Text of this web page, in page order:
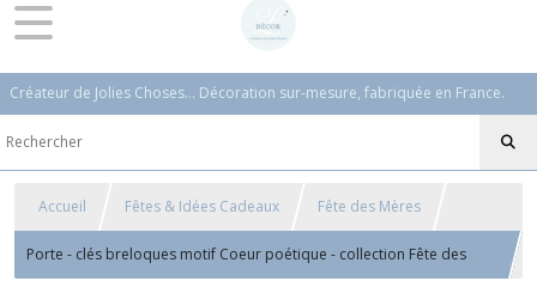
Créateur de Jolies Choses... Décoration sur-mesure, fabriquée en France.
Accueil Fêtes & Idées Cadeaux Fête des Mères
Porte - clés breloques motif Coeur poétique - collection Fête des